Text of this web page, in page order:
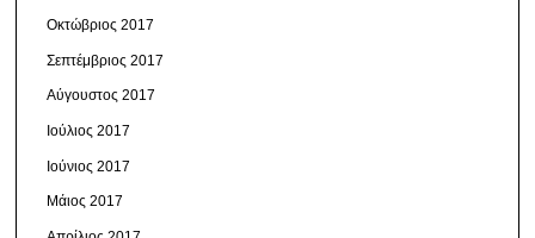
Οκτώβριος 2017
Σεπτέμβριος 2017
Αύγουστος 2017
Ιούλιος 2017
Ιούνιος 2017
Μάιος 2017